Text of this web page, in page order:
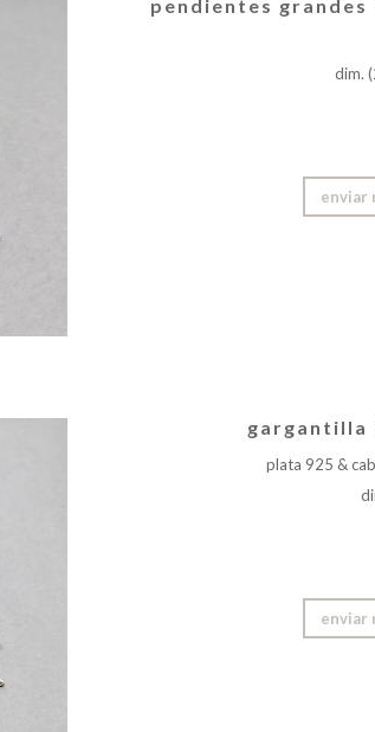
pendientes grandes
dim.
enviar
gargantilla
plata 925 &
enviar